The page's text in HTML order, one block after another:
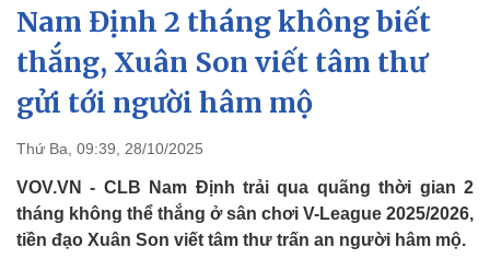
Chính trị
Đảng
Tổ chức nhân sự
Quốc hội
Nhận diện sự thật
Xã hội
Tin 24h
Dự báo thời tiết
Giáo dục
Dấu ấn VOV
Nam Định 2 tháng không biết
thắng, Xuân Son viết tâm thư
gửi tới người hâm mộ
Thứ Ba, 09:39, 28/10/2025
VOV.VN - CLB Nam Định trải qua quãng thời gian 2
tháng không thể thắng ở sân chơi V-League 2025/2026,
tiền đạo Xuân Son viết tâm thư trấn an người hâm mộ.